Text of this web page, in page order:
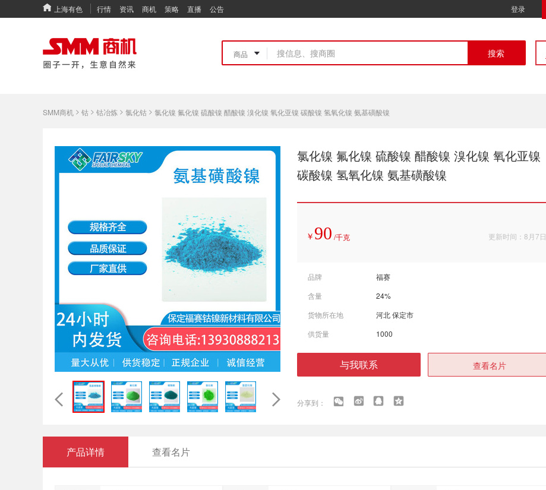
上海有色 行情 资讯 商机 策略 直播 公告 登录
搜索
SMM商机 > 钴 > 钴冶炼 > 氯化钴 > 氯化镍 氟化镍 硫酸镍 醋酸镍 溴化镍 氧化亚镍 碳酸镍 氢氧化镍 氨基磺酸镍
氯化镍 氟化镍 硫酸镍 醋酸镍 溴化镍 氧化亚镍
碳酸镍 氢氧化镍 氨基磺酸镍
￥ 90 /千克 更新时间：8月7日
品牌
福赛
含量
24%
货物所在地
河北 保定市
供货量
1000
与我联系 查看名片
产品详情 查看名片